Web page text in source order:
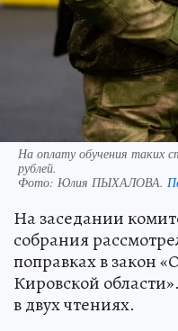
На оплату обучения таких
рублей.
Фото: Юлия ПЫХАЛОВА.
На заседании
собрания
поправках в закон
Кировской
в двух чтениях.